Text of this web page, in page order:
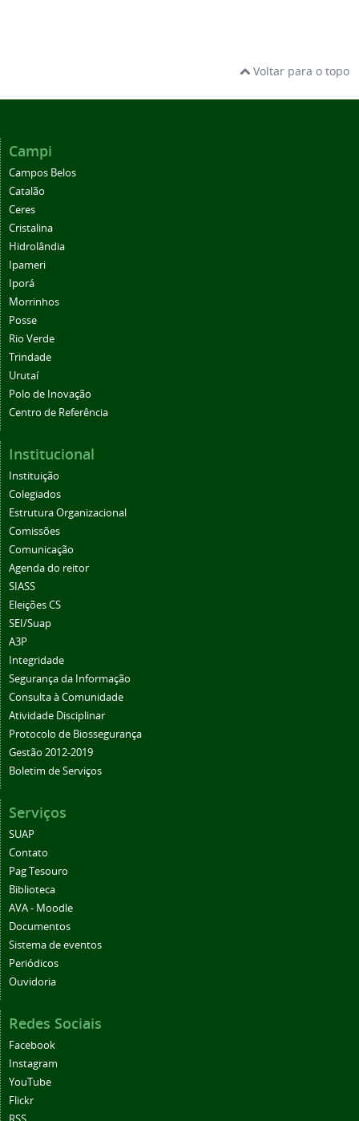
Voltar para o topo
Campi
Campos Belos
Catalão
Ceres
Cristalina
Hidrolândia
Ipameri
Iporá
Morrinhos
Posse
Rio Verde
Trindade
Urutaí
Polo de Inovação
Centro de Referência
Institucional
Instituição
Colegiados
Estrutura Organizacional
Comissões
Comunicação
Agenda do reitor
SIASS
Eleições CS
SEI/Suap
A3P
Integridade
Segurança da Informação
Consulta à Comunidade
Atividade Disciplinar
Protocolo de Biossegurança
Gestão 2012-2019
Boletim de Serviços
Serviços
SUAP
Contato
Pag Tesouro
Biblioteca
AVA - Moodle
Documentos
Sistema de eventos
Periódicos
Ouvidoria
Redes Sociais
Facebook
Instagram
YouTube
Flickr